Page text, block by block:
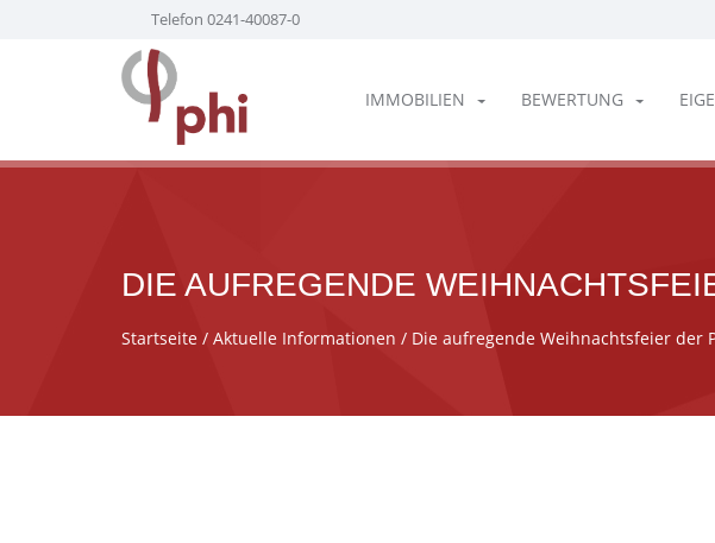
Telefon 0241-40087-0
IMMOBILIEN BEWERTUNG
DIE AUFREGENDE
Startseite / Aktuelle Informationen / Die aufregende Weihnachtsfeier der